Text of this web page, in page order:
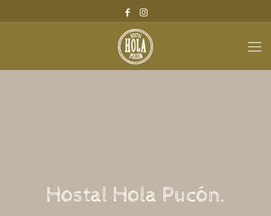
Hostal Hola Pucón.